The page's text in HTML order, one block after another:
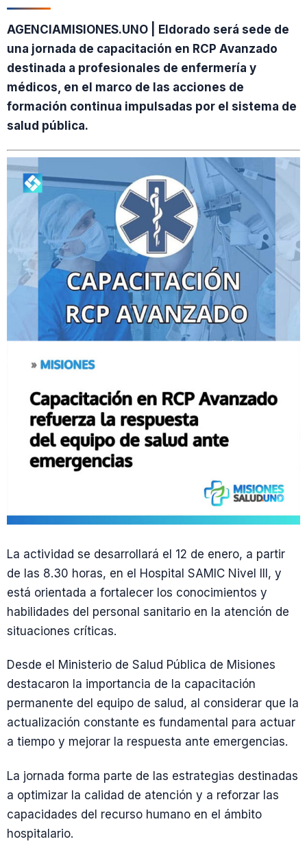
AGENCIAMISIONES.UNO | Eldorado será sede de
una jornada de capacitación en RCP Avanzado
destinada a profesionales de enfermería y
médicos, en el marco de las acciones de
formación continua impulsadas por el sistema de
salud pública.
La actividad se desarrollará el 12 de enero, a partir
de las 8.30 horas, en el Hospital SAMIC Nivel III, y
está orientada a fortalecer los conocimientos y
habilidades del personal sanitario en la atención de
situaciones críticas.
Desde el Ministerio de Salud Pública de Misiones
destacaron la importancia de la capacitación
permanente del equipo de salud, al considerar que la
actualización constante es fundamental para actuar
a tiempo y mejorar la respuesta ante emergencias.
La jornada forma parte de las estrategias destinadas
a optimizar la calidad de atención y a reforzar las
capacidades del recurso humano en el ámbito
hospitalario.